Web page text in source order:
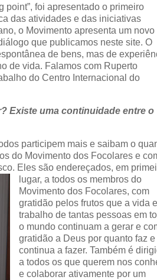
point”, foi apresentado o primeiro
das atividades e das iniciativas
o Movimento apresenta um novo
que publicamos neste site. O
de bens, mas de
de vida. Falamos com Ruperto
do Centro Internacional do
Existe uma continuidade entre o
participem mais e saibam o
do Movimento dos Focolares e
Eles são endereçados, em
lugar, a todos os membros do
Movimento dos Focolares, com
gratidão pelos frutos que a vida
trabalho de tantas pessoas em
o mundo continuam a gerar e
gratidão a Deus por quanto faz e
continua a fazer. Também é
a todos os que querem nos
e colaborar ativamente por um